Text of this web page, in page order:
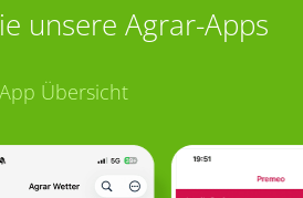
unsere Agrar-Apps
App Übersicht